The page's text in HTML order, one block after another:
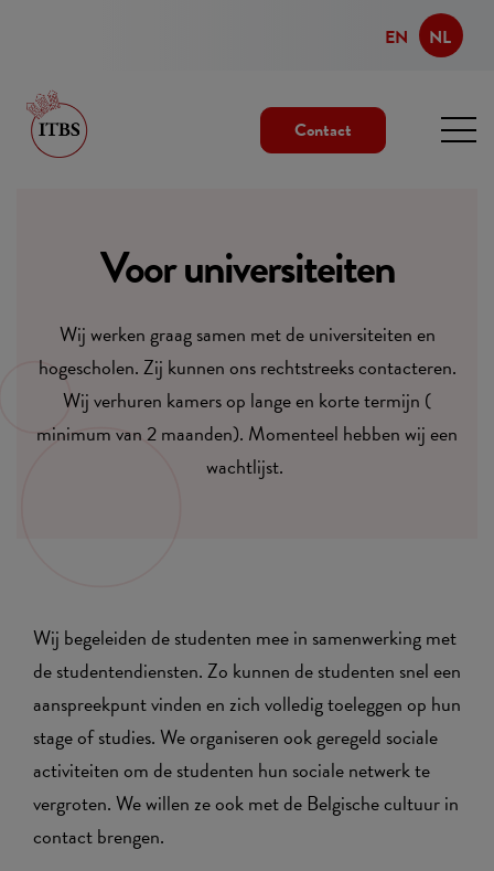
EN NL
Contact
Voor universiteiten
Wij werken graag samen met de universiteiten en
hogescholen. Zij kunnen ons rechtstreeks contacteren.
Wij verhuren kamers op lange en korte termijn (
minimum van 2 maanden). Momenteel hebben wij een
wachtlijst.
Wij begeleiden de studenten mee in samenwerking met
de studentendiensten. Zo kunnen de studenten snel een
aanspreekpunt vinden en zich volledig toeleggen op hun
stage of studies. We organiseren ook geregeld sociale
activiteiten om de studenten hun sociale netwerk te
vergroten. We willen ze ook met de Belgische cultuur in
contact brengen.